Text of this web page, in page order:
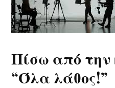
Πίσω από
“Όλα λάθος!”